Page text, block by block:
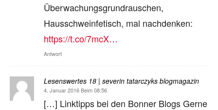
Überwachungsgrundrauschen,
Hausschweinfetisch, mal nachdenken:
https://t.co/7mcX…
Antwort
Lesenswertes 18 | severin tatarczyks blogmagazin
4. Januar 2016 Beim 08:56
[…] Linktipps bei den Bonner Blogs Gerne